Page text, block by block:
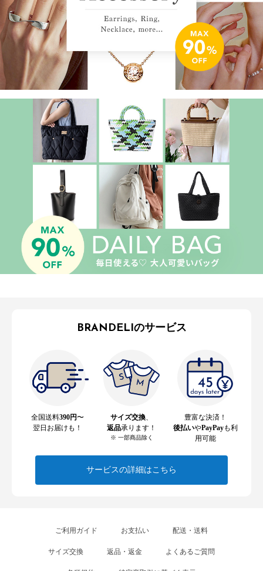
BRANDELIのサービス
全国送料390円〜
翌日お届けも！
サイズ交換
返品承ります！
※ 一部商品除く
豊富な決済！
後払いやPayPayも利
用可能
サービスの詳細はこちら
ご利用ガイド お支払い 配送・送料
サイズ交換 返品・返金 よくあるご質問